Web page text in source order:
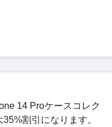
14 Proケースコレク
割引になります。